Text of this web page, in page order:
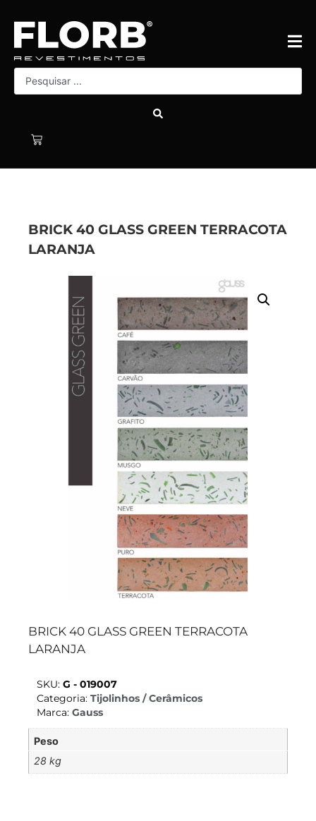
BRICK 40 GLASS GREEN TERRACOTA
LARANJA
BRICK 40 GLASS GREEN TERRACOTA
LARANJA
SKU: G - 019007
Categoria: Tijolinhos / Cerâmicos
Marca: Gauss
Peso
28 kg